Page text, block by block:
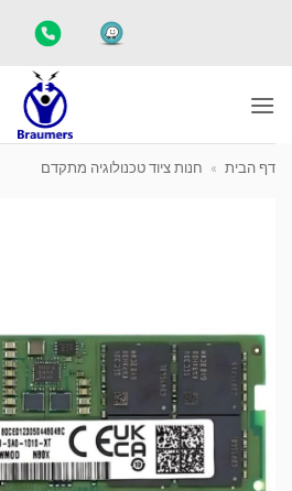
דף הבית » חנות ציוד טכנולוגיה מתקדם